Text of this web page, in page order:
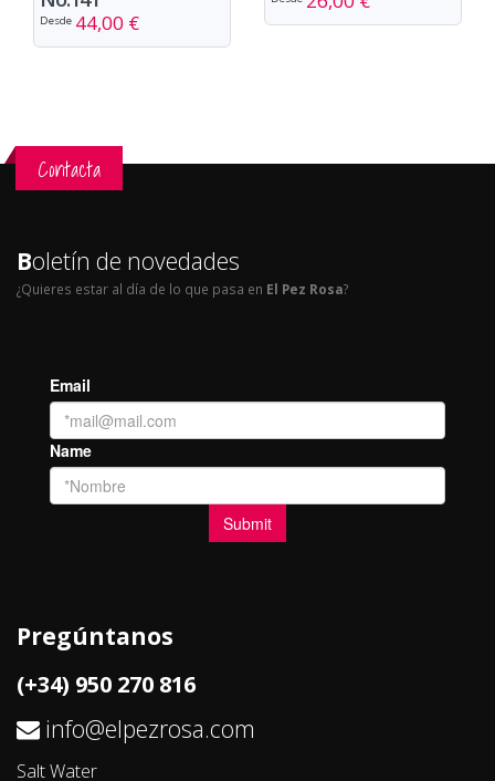
Desde 44,00 €
Contacta
Boletín de novedades
¿Quieres estar al día de lo que pasa en El Pez Rosa?
Pregúntanos
(+34) 950 270 816
info@elpezrosa.com
Salt Water